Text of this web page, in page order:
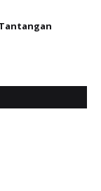
Tantangan